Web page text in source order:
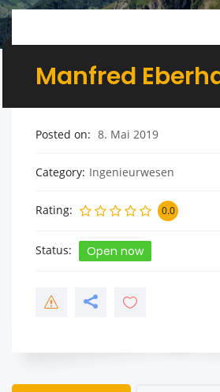
Manfred
Posted on 8. Mai 2019
Category Ingenieurwesen
Rating 0.0
Status Open now